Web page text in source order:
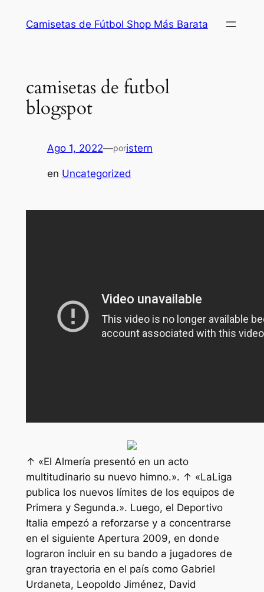
Camisetas de Fútbol Shop Más Barata
camisetas de futbol
blogspot
Ago 1, 2022—poristern
en Uncategorized
↑ «El Almería presentó en un acto
multitudinario su nuevo himno.». ↑ «LaLiga
publica los nuevos límites de los equipos de
Primera y Segunda.». Luego, el Deportivo
Italia empezó a reforzarse y a concentrarse
en el siguiente Apertura 2009, en donde
lograron incluir en su bando a jugadores de
gran trayectoria en el país como Gabriel
Urdaneta, Leopoldo Jiménez, David